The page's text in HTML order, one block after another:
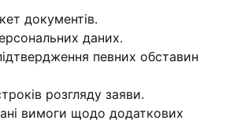
документів.
даних.
певних обставин
розгляду заяви.
вимоги щодо додаткових